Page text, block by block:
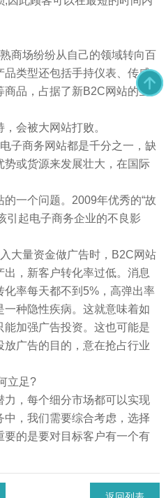
商场纷纷从自己的领域转向百
类型还包括手持仪表、传感
品，占据了新B2C网站的生
会被大网站打败。
子商务网站都是千分之一，缺
或货源来发展壮大，在国际
一个问题。2009年优秀的“故
引起电子商务企业的不良影
大量资金做广告时，B2C网站
，新客户转化率过低。消息
化率每天都不到5%，高弹出率
种隐性疾病。这就意味着如
加强广告投资。这也可能是
广告的目的，意在抢占行业
立足?
力，每个细分市场都可以实现
，我们需要综合考虑，选择
要的是要对目标客户有一个有